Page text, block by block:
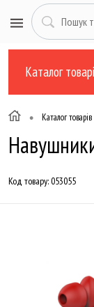
Каталог
• Каталог товарів
Код товару:053055